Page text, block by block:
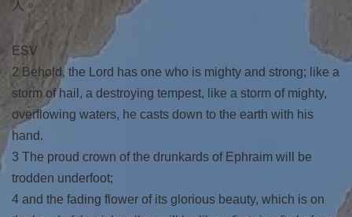
人。
ESV
2 Behold, the Lord has one who is mighty and strong; like a
storm of hail, a destroying tempest, like a storm of mighty,
overflowing waters, he casts down to the earth with his
hand.
3 The proud crown of the drunkards of Ephraim will be
trodden underfoot;
4 and the fading flower of its glorious beauty, which is on